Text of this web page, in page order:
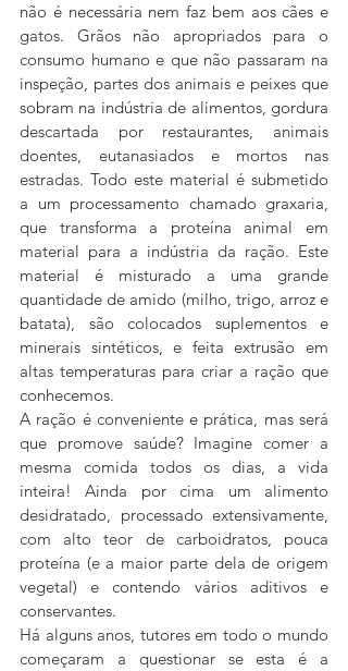
não é necessária nem faz bem aos cães e
gatos. Grãos não apropriados para o
consumo humano e que não passaram na
inspeção, partes dos animais e peixes que
sobram na indústria de alimentos, gordura
descartada por restaurantes, animais
doentes, eutanasiados e mortos nas
estradas. Todo este material é submetido
a um processamento chamado graxaria,
que transforma a proteína animal em
material para a indústria da ração. Este
material é misturado a uma grande
quantidade de amido (milho, trigo, arroz e
batata), são colocados suplementos e
minerais sintéticos, e feita extrusão em
altas temperaturas para criar a ração que
conhecemos.
A ração é conveniente e prática, mas será
que promove saúde? Imagine comer a
mesma comida todos os dias, a vida
inteira! Ainda por cima um alimento
desidratado, processado extensivamente,
com alto teor de carboidratos, pouca
proteína (e a maior parte dela de origem
vegetal) e contendo vários aditivos e
conservantes.
Há alguns anos, tutores em todo o mundo
começaram a questionar se esta é a